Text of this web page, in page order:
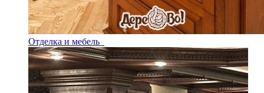
Отделка и мебель